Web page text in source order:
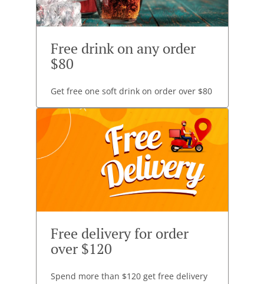
Free drink on any order
$80
Get free one soft drink on order over $80
Free delivery for order
over $120
Spend more than $120 get free delivery